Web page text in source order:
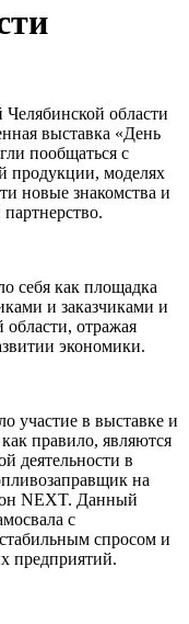
области
выставка «День
пообщаться с
продукции, моделях
новые знакомства и
себя как площадка
и заказчиками и
отражая
экономики.
участие в выставке и
правило, являются
деятельности в
на
NEXT. Данный
с
стабильным спросом и
предприятий.